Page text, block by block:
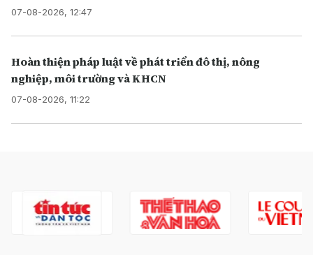
07-08-2026, 12:47
Hoàn thiện pháp luật về phát triển đô thị, nông
nghiệp, môi trường và KHCN
07-08-2026, 11:22